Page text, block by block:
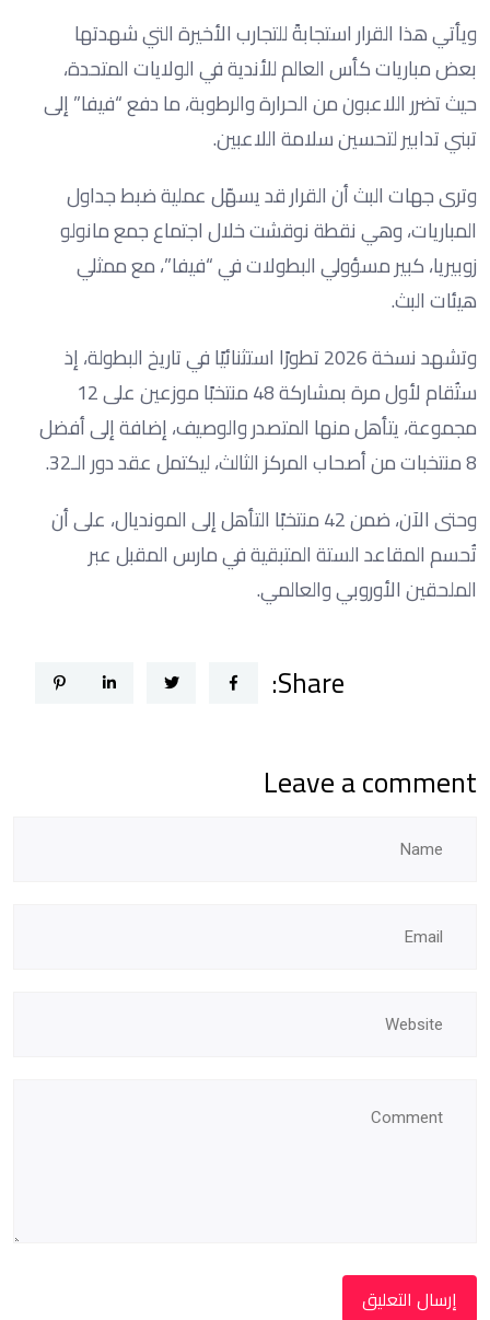
ويأتي هذا القرار استجابةً للتجارب الأخيرة التي شهدتها
بعض مباريات كأس العالم للأندية في الولايات المتحدة،
حيث تضرر اللاعبون من الحرارة والرطوبة، ما دفع “فيفا” إلى
تبني تدابير لتحسين سلامة اللاعبين.
وترى جهات البث أن القرار قد يسهّل عملية ضبط جداول
المباريات، وهي نقطة نوقشت خلال اجتماع جمع مانولو
زوبيريا، كبير مسؤولي البطولات في “فيفا”، مع ممثلي
هيئات البث.
وتشهد نسخة 2026 تطورًا استثنائيًا في تاريخ البطولة، إذ
ستُقام لأول مرة بمشاركة 48 منتخبًا موزعين على 12
مجموعة، يتأهل منها المتصدر والوصيف، إضافة إلى أفضل
8 منتخبات من أصحاب المركز الثالث، ليكتمل عقد دور الـ32.
وحتى الآن، ضمن 42 منتخبًا التأهل إلى المونديال، على أن
تُحسم المقاعد الستة المتبقية في مارس المقبل عبر
الملحقين الأوروبي والعالمي.
Share:
Leave a comment